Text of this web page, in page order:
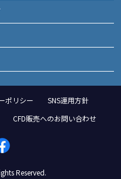
ポリシー
SNS運用方針
CFD販売へのお問い合わせ
Reserved.